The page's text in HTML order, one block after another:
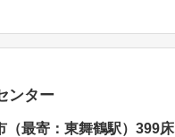
ンター
（最寄：東舞鶴駅）399床